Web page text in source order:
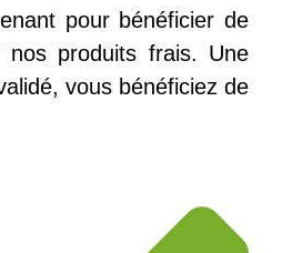
pour bénéficier de
nos produits frais. Une
vous bénéficiez de